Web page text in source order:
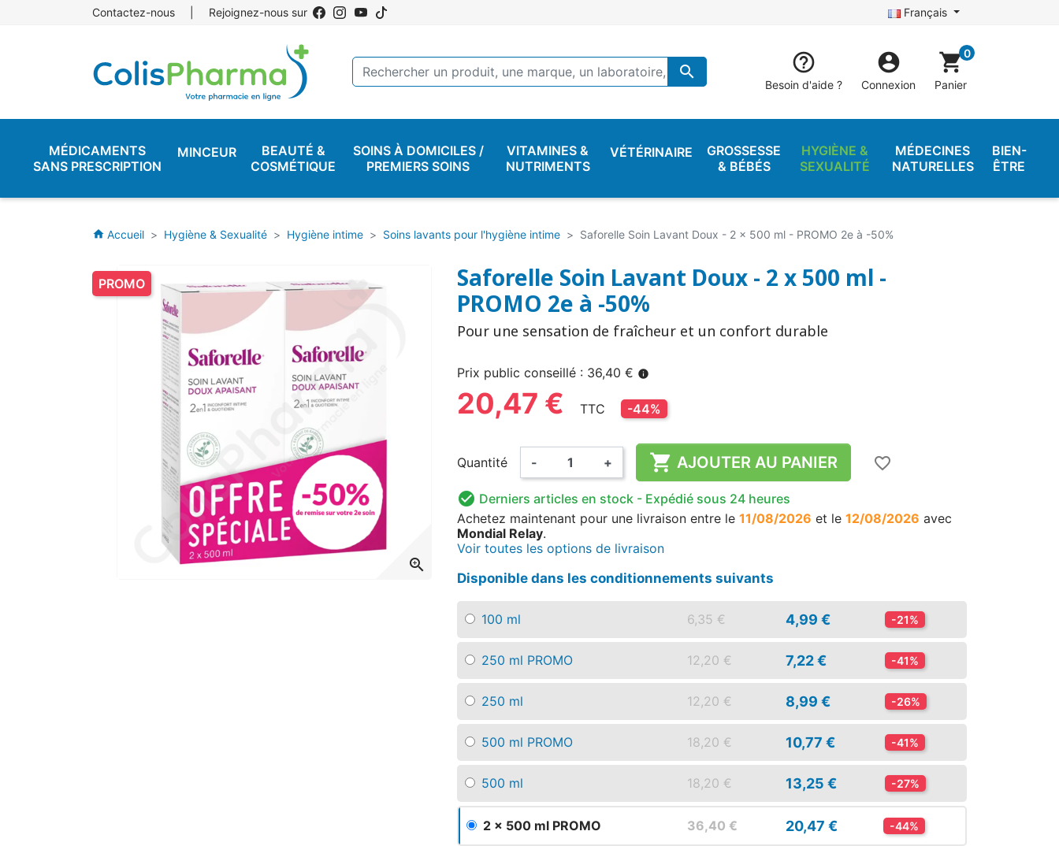
Contactez-nous Rejoignez-nous sur Français
 
Besoin d'aide ?

Connexion
shopping_cart0
Panier
MÉDICAMENTS
SANS PRESCRIPTION
MINCEUR
BEAUTÉ &
COSMÉTIQUE
SOINS À DOMICILES /
PREMIERS SOINS
VITAMINES &
NUTRIMENTS
VÉTÉRINAIRE
GROSSESSE
& BÉBÉS
HYGIÈNE &
SEXUALITÉ
MÉDECINES
NATURELLES
BIEN-
ÊTRE
home Accueil Hygiène & Sexualité Hygiène intime Soins lavants pour l'hygiène intime Saforelle Soin Lavant Doux - 2 x 500 ml - PROMO 2e à -50%
PROMO
zoom_in
Saforelle Soin Lavant Doux - 2 x 500 ml -
PROMO 2e à -50%
Pour une sensation de fraîcheur et un confort durable
Prix public conseillé : 36,40 € info
20,47 € TTC -44%
Quantité - +  AJOUTER AU PANIER
favorite_border
 Derniers articles en stock - Expédié sous 24 heures
Achetez maintenant pour une livraison entre le 11/08/2026 et le 12/08/2026 avec
Mondial Relay.
Voir toutes les options de livraison
Disponible dans les conditionnements suivants
100 ml 6,35 € 4,99 € -21%
250 ml PROMO 12,20 € 7,22 € -41%
250 ml 12,20 € 8,99 € -26%
500 ml PROMO 18,20 € 10,77 € -41%
500 ml 18,20 € 13,25 € -27%
2 x 500 ml PROMO 36,40 € 20,47 € -44%